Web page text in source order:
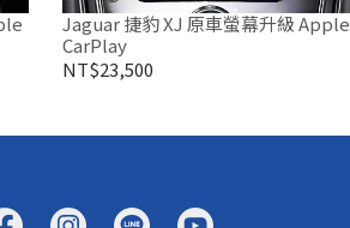
Jaguar 捷豹 XJ 原車螢幕升級 Apple
CarPlay
NT$23,500